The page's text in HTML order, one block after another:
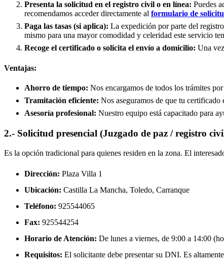
Presenta la solicitud en el registro civil o en línea: Puedes
recomendamos acceder directamente al formulario de
Paga las tasas (si aplica): La expedición por parte del
mismo para una mayor comodidad y celeridad este servicio
Recoge el certificado o solicita el envío a domicilio: Una
Ventajas:
Ahorro de tiempo: Nos encargamos de todos los trámites
Tramitación eficiente: Nos aseguramos de que tu certificado
Asesoría profesional: Nuestro equipo está capacitado para
2.- Solicitud presencial (Juzgado de paz / registro
Es la opción tradicional para quienes residen en la zona. El
Dirección: Plaza Villa 1
Ubicación: Castilla La Mancha, Toledo, Carranque
Teléfono: 925544065
Fax: 925544254
Horario de Atención: De lunes a viernes, de 9:00 a 14:00
Requisitos: El solicitante debe presentar su DNI. Es